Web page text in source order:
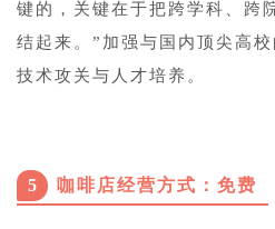
键的，关键在于把跨学科、跨
结起来。”加强与国内顶尖高
技术攻关与人才培养。
5 咖啡店经营方式：免费